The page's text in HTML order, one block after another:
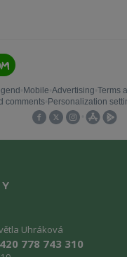
Uhráková
778 743 310